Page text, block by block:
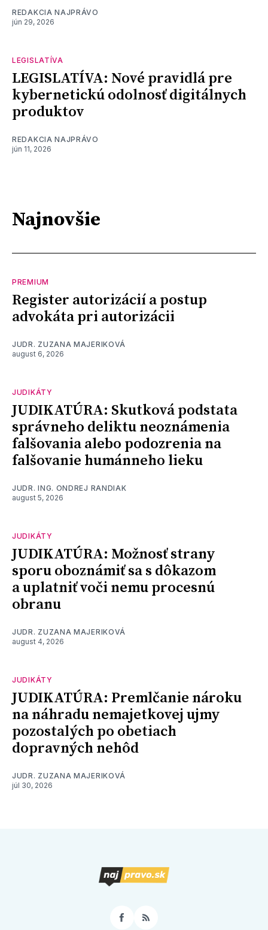
REDAKCIA NAJPRÁVO
jún 29, 2026
LEGISLATÍVA
LEGISLATÍVA: Nové pravidlá pre
kybernetickú odolnosť digitálnych
produktov
REDAKCIA NAJPRÁVO
jún 11, 2026
Najnovšie
PREMIUM
Register autorizácií a postup
advokáta pri autorizácii
JUDR. ZUZANA MAJERIKOVÁ
august 6, 2026
JUDIKÁTY
JUDIKATÚRA: Skutková podstata
správneho deliktu neoznámenia
falšovania alebo podozrenia na
falšovanie humánneho lieku
JUDR. ING. ONDREJ RANDIAK
august 5, 2026
JUDIKÁTY
JUDIKATÚRA: Možnosť strany
sporu oboznámiť sa s dôkazom
a uplatniť voči nemu procesnú
obranu
JUDR. ZUZANA MAJERIKOVÁ
august 4, 2026
JUDIKÁTY
JUDIKATÚRA: Premlčanie nároku
na náhradu nemajetkovej ujmy
pozostalých po obetiach
dopravných nehôd
JUDR. ZUZANA MAJERIKOVÁ
júl 30, 2026
Facebook
RSS